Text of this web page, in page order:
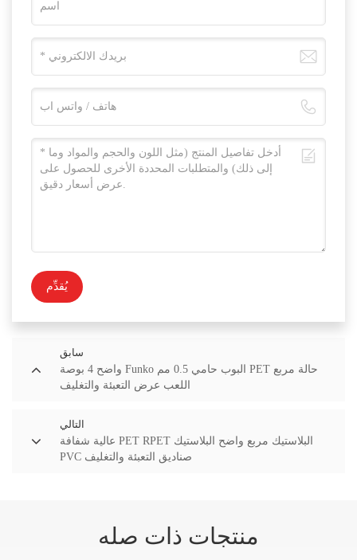
يُقدِّم
سابق
واضح 4 بوصة Funko البوب حامي 0.5 مم PET حالة مربع
اللعب عرض التعبئة والتغليف
التالي
عالية شفافة PET RPET البلاستيك مربع واضح البلاستيك
PVC صناديق التعبئة والتغليف
منتجات ذات صله